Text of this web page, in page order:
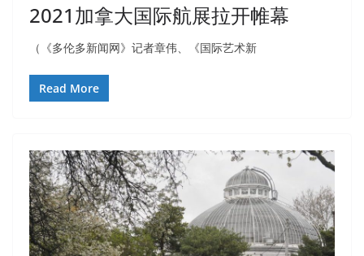
2021加拿大国际航展拉开帷幕
（《多伦多新闻网》记者章伟、《国际艺术新
Read More